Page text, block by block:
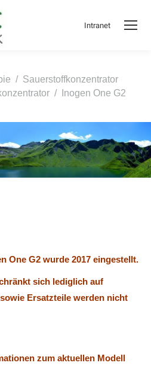
Intranet
Sauerstoffkonzentrator
Inogen One G2
One G2 wurde 2017 eingestellt.
sich lediglich auf
Ersatzteile werden nicht
zum aktuellen Modell